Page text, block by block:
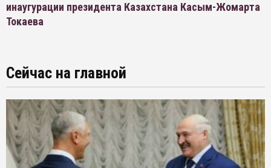
инаугурации президента Казахстана Касым-Жомарта
Токаева
Сейчас на главной